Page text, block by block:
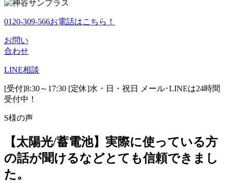
0120-309-566お電話はこちら！
お問い
合わせ
LINE相談
[受付]8:30～17:30 [定休]水・日・祝日
メール･LINEは24時間
受付中！
S様の声
【太陽光/蓄電池】実際に使っている方
の話が聞けるなどとても信頼できまし
た。